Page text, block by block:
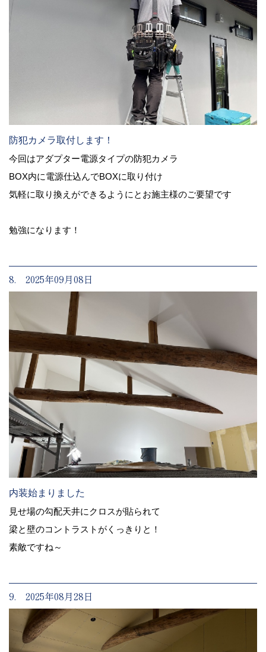
防犯カメラ取付します！
今回はアダプター電源タイプの防犯カメラ
BOX内に電源仕込んでBOXに取り付け
気軽に取り換えができるようにとお施主様のご要望です
勉強になります！
8. 2025年09月08日
内装始まりました
見せ場の勾配天井にクロスが貼られて
梁と壁のコントラストがくっきりと！
素敵ですね～
9. 2025年08月28日